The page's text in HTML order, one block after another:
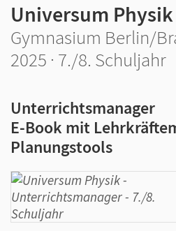
Universum Physik
Gymnasium Berlin/
2025 · 7./8. Schuljahr
Unterrichtsmanager
E-Book mit
Planungstools